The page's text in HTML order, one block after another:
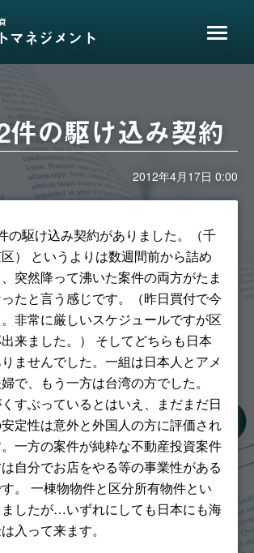
マネジメント
件の駆け込み契約
2012年4月17日 0:00
の駆け込み契約がありました。（千
） というよりは数週間前から詰め
突然降って沸いた案件の両方がたま
たと言う感じです。（昨日買付で今
非常に厳しいスケジュールですが区
来ました。） そしてどちらも日本
ませんでした。一組は日本人とアメ
で、もう一方は台湾の方でした。
すぶっているとはいえ、まだまだ日
定性は意外と外国人の方に評価され
一方の案件が純粋な不動産投資案件
自分でお店をやる等の事業性がある
。 一棟物物件と区分所有物件とい
ましたが…いずれにしても日本にも海
入って来ます。